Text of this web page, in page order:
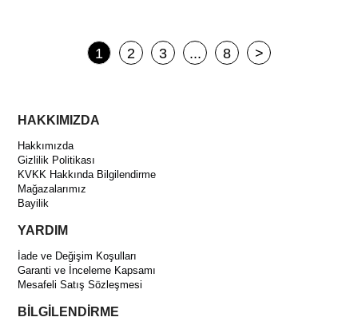
1 2 3 8 >
HAKKIMIZDA
Hakkımızda
Gizlilik Politikası
KVKK Hakkında Bilgilendirme
Mağazalarımız
Bayilik
YARDIM
İade ve Değişim Koşulları
Garanti ve İnceleme Kapsamı
Mesafeli Satış Sözleşmesi
BİLGİLENDİRME